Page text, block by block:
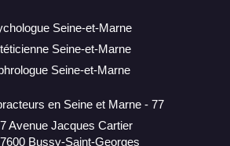
Seine-et-Marne
Seine-et-Marne
Seine-et-Marne
en Seine et Marne - 77
7 Avenue Jacques Cartier
Bussy-Saint-Georges